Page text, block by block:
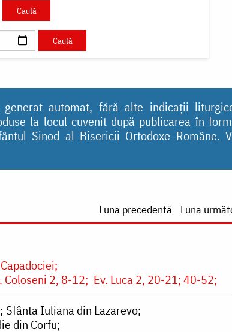
automat, fără alte indicații
la locul cuvenit după publicarea în
Sinod al Bisericii Ortodoxe Române.
Luna precedentă Luna
Coloseni 2, 8-12 Ev. Luca 2, 20-21; 40-52
Sfânta Iuliana din Lazarevo
din Corfu